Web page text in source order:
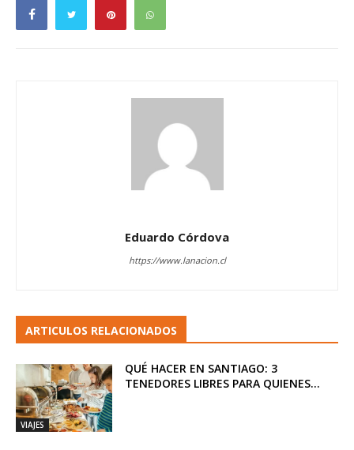
Eduardo Córdova
https://www.lanacion.cl
ARTICULOS RELACIONADOS
VIAJES
QUÉ HACER EN SANTIAGO: 3
TENEDORES LIBRES PARA QUIENES...